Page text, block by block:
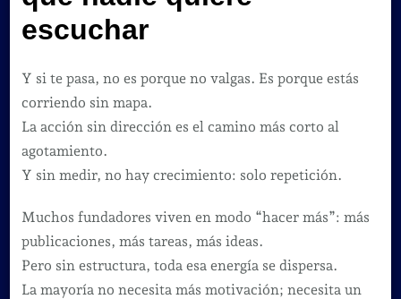
escuchar
Y si te pasa, no es porque no valgas. Es porque estás
corriendo sin mapa.
La acción sin dirección es el camino más corto al
agotamiento.
Y sin medir, no hay crecimiento: solo repetición.
Muchos fundadores viven en modo “hacer más”: más
publicaciones, más tareas, más ideas.
Pero sin estructura, toda esa energía se dispersa.
La mayoría no necesita más motivación; necesita un